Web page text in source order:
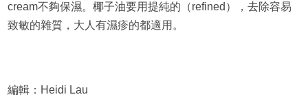
cream不夠保濕。椰子油要用提純的（refined），去除容易
致敏的雜質，大人有濕疹的都適用。
編輯：Heidi Lau